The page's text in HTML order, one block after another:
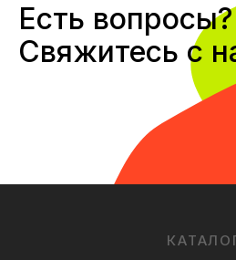
Есть вопросы?
Свяжитесь с